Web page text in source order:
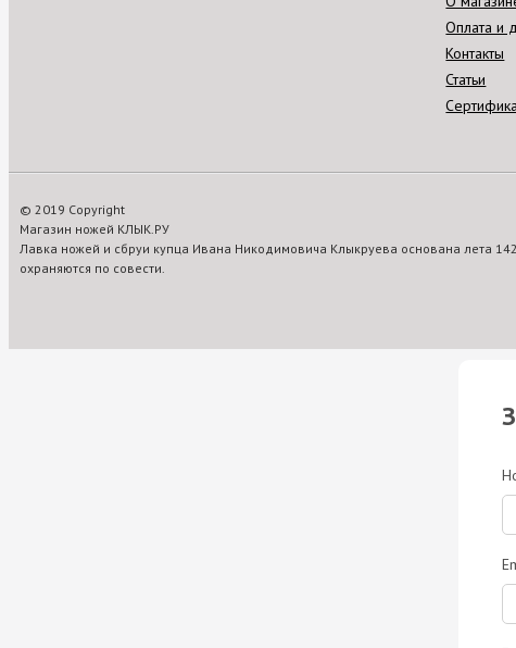
Оплата и
Контакты
Статьи
© 2019 Copyright
Магазин ножей КЛЫК.РУ
Лавка ножей и сбруи купца Ивана Никодимовича Клыкруева основана лета
охраняются по совести.